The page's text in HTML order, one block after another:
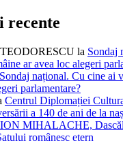
recente
la Sondaj
ar avea loc alegeri
Sondaj național. Cu cine ai
parlamentare?
Centrul Diplomației
a 140 de ani de la
MIHALACHE, Dascăl
românesc etern